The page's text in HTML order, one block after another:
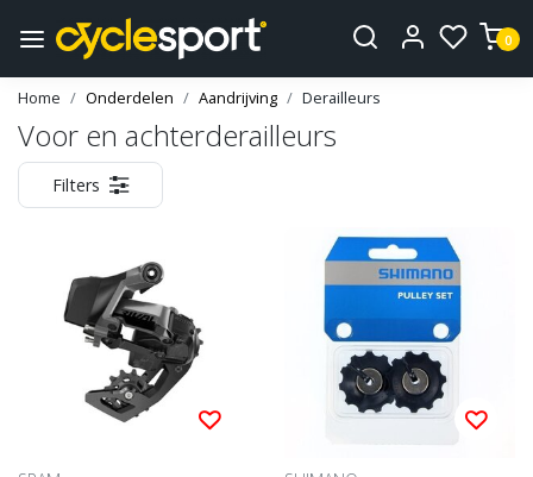
0
Home Onderdelen Aandrijving Derailleurs
Voor en achterderailleurs
Filters